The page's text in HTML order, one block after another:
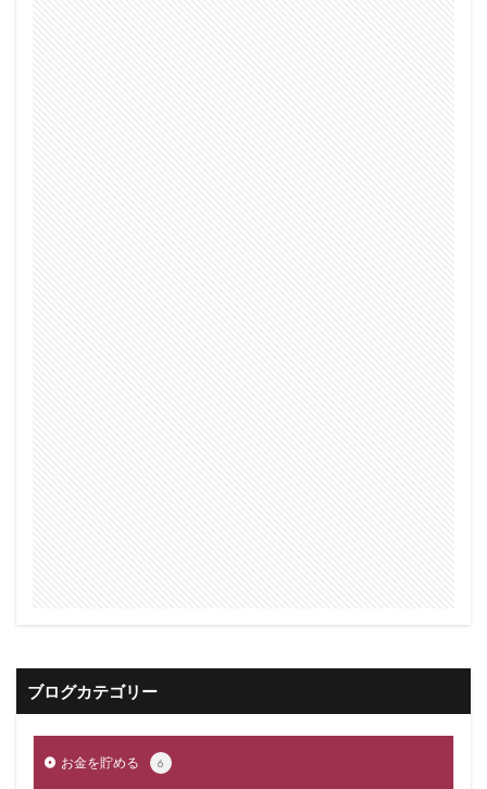
ブログカテゴリー
お金を貯める 6